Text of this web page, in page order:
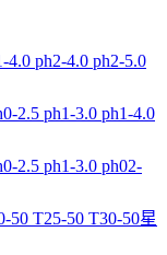
4.0 ph2-4.0 ph2-5.0
2.5 ph1-3.0 ph1-4.0
2.5 ph1-3.0 ph02-
50 T25-50 T30-50星